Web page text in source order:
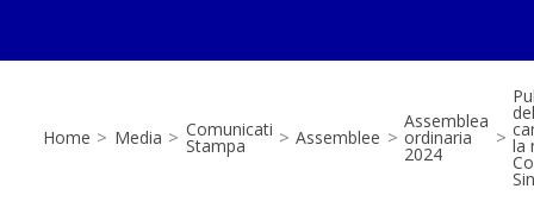
Home > Media > Comunicati
Stampa > Assemblee >
Assemblea
ordinaria
2024
> la